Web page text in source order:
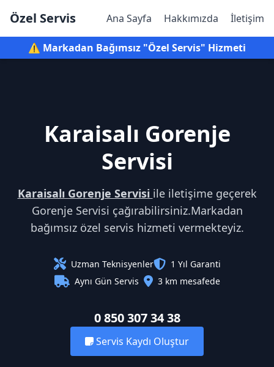
Özel Servis Ana Sayfa Hakkımızda İletişim
⚠️ Markadan Bağımsız "Özel Servis" Hizmeti
Karaisalı Gorenje
Servisi
Karaisalı Gorenje Servisi ile iletişime geçerek
Gorenje Servisi çağırabilirsiniz.Markadan
bağımsız özel servis hizmeti vermekteyiz.
Uzman Teknisyenler
1 Yıl Garanti
Aynı Gün Servis
3 km mesafede
0 850 307 34 38
Servis Kaydı Oluştur